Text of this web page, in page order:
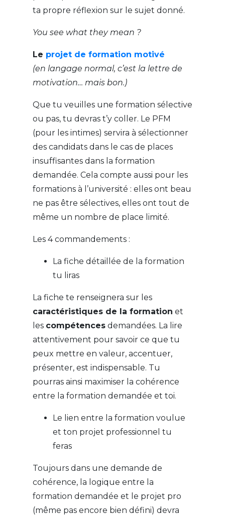
ta propre réflexion sur le sujet donné.
You see what they mean ?
Le projet de formation motivé
(en langage normal, c’est la lettre de
motivation… mais bon.)
Que tu veuilles une formation sélective
ou pas, tu devras t’y coller. Le PFM
(pour les intimes) servira à sélectionner
des candidats dans le cas de places
insuffisantes dans la formation
demandée. Cela compte aussi pour les
formations à l’université : elles ont beau
ne pas être sélectives, elles ont tout de
même un nombre de place limité.
Les 4 commandements :
La fiche détaillée de la formation
tu liras
La fiche te renseignera sur les
caractéristiques de la formation et
les compétencesdemandées. La lire
attentivement pour savoir ce que tu
peux mettre en valeur, accentuer,
présenter, est indispensable. Tu
pourras ainsi maximiser la cohérence
entre la formation demandée et toi.
Le lien entre la formation voulue
et ton projet professionnel tu
feras
Toujours dans une demande de
cohérence, la logique entre la
formation demandée et le projet pro
(même pas encore bien défini) devra